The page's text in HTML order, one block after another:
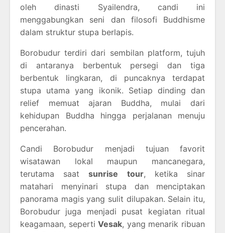
oleh dinasti Syailendra, candi ini
menggabungkan seni dan filosofi Buddhisme
dalam struktur stupa berlapis.
Borobudur terdiri dari sembilan platform, tujuh
di antaranya berbentuk persegi dan tiga
berbentuk lingkaran, di puncaknya terdapat
stupa utama yang ikonik. Setiap dinding dan
relief memuat ajaran Buddha, mulai dari
kehidupan Buddha hingga perjalanan menuju
pencerahan.
Candi Borobudur menjadi tujuan favorit
wisatawan lokal maupun mancanegara,
terutama saatsunrise tour, ketika sinar
matahari menyinari stupa dan menciptakan
panorama magis yang sulit dilupakan. Selain itu,
Borobudur juga menjadi pusat kegiatan ritual
keagamaan, sepertiVesak, yang menarik ribuan